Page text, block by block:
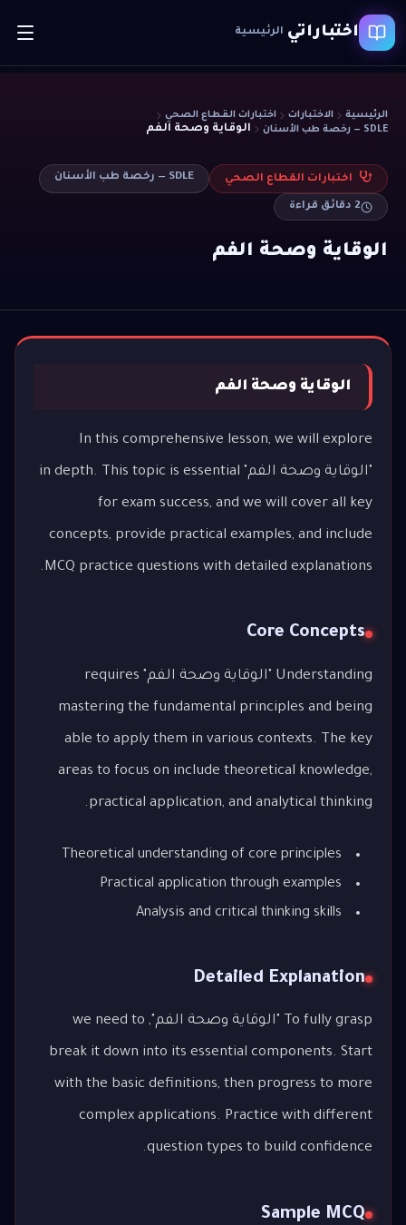
اختباراتي الرئيسية
الرئيسية الاختبارات
اختبارات القطاع الصحي
SDLE — رخصة طب الأسنان
الوقاية وصحة الفم
اختبارات القطاع الصحي SDLE — رخصة طب الأسنان
2 دقائق قراءة
الوقاية وصحة الفم
الوقاية وصحة الفم
In this comprehensive lesson, we will explore
"الوقاية وصحة الفم" in depth. This topic is essential
for exam success, and we will cover all key
concepts, provide practical examples, and include
MCQ practice questions with detailed explanations.
Core Concepts
Understanding "الوقاية وصحة الفم" requires
mastering the fundamental principles and being
able to apply them in various contexts. The key
areas to focus on include theoretical knowledge,
practical application, and analytical thinking.
Theoretical understanding of core principles
Practical application through examples
Analysis and critical thinking skills
Detailed Explanation
To fully grasp "الوقاية وصحة الفم", we need to
break it down into its essential components. Start
with the basic definitions, then progress to more
complex applications. Practice with different
question types to build confidence.
Sample MCQ